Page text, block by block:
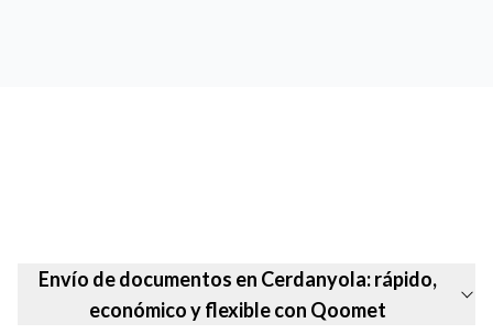
Envío de documentos en Cerdanyola: rápido,
económico y flexible con Qoomet